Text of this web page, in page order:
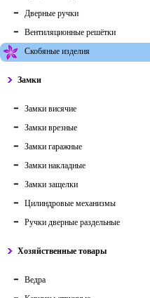
Дверные ручки
Вентиляционные решётки
Скобяные изделия
Замки
Замки висячие
Замки врезные
Замки гаражные
Замки накладные
Замки защелки
Цилиндровые механизмы
Ручки дверные раздельные
Хозяйственные товары
Ведра